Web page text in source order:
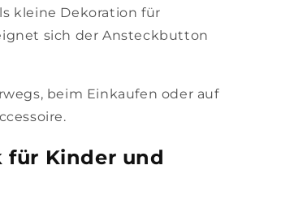
kleine Dekoration für
sich der Ansteckbutton
beim Einkaufen oder auf
für Kinder und